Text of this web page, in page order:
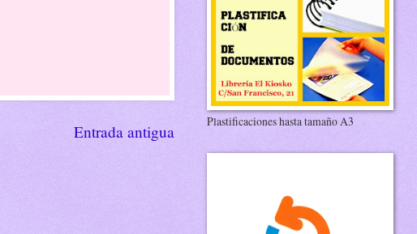
Entrada antigua
Plastificaciones hasta tamaño A3